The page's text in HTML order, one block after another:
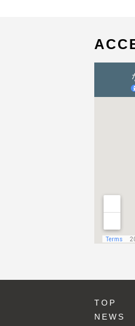
ゲ
ー
TOP
NEWS